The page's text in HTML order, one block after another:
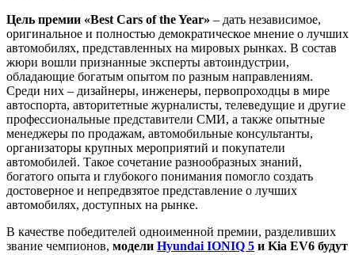
Цель премии «Best Cars of the Year» – дать независимое,
оригинальное и полностью демократическое мнение о лучших
автомобилях, представленных на мировых рынках. В состав
жюри вошли признанные эксперты автоиндустрии,
обладающие богатым опытом по разным направлениям.
Среди них – дизайнеры, инженеры, первопроходцы в мире
автоспорта, авторитетные журналисты, телеведущие и другие
профессиональные представители СМИ, а также опытные
менеджеры по продажам, автомобильные консультанты,
организаторы крупных мероприятий и покупатели
автомобилей. Такое сочетание разнообразных знаний,
богатого опыта и глубокого понимания помогло создать
достоверное и непредвзятое представление о лучших
автомобилях, доступных на рынке.
В качестве победителей одноименной премии, разделивших
звание чемпионов, модели Hyundai IONIQ 5 и Kia EV6 будут